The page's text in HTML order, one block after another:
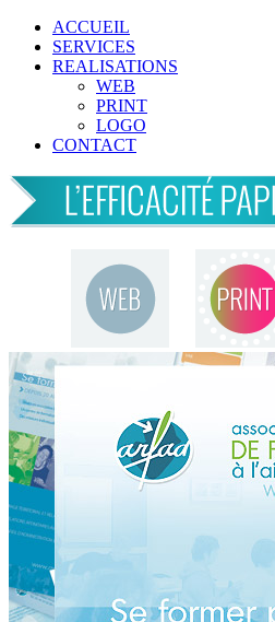
ACCUEIL
SERVICES
REALISATIONS
WEB
PRINT
LOGO
CONTACT